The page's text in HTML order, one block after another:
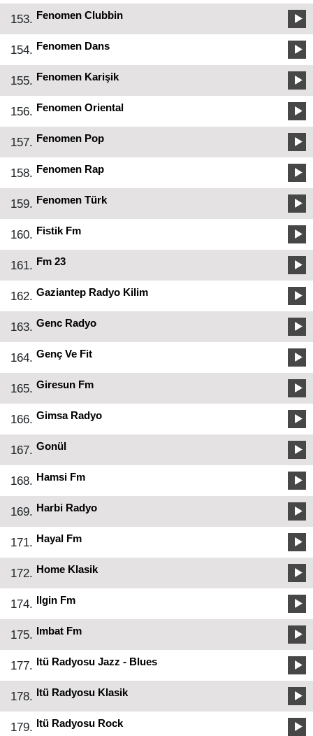
153. Fenomen Clubbin
154. Fenomen Dans
155. Fenomen Karişik
156. Fenomen Oriental
157. Fenomen Pop
158. Fenomen Rap
159. Fenomen Türk
160. Fistik Fm
161. Fm 23
162. Gaziantep Radyo Kilim
163. Genc Radyo
164. Genç Ve Fit
165. Giresun Fm
166. Gimsa Radyo
167. Gonül
168. Hamsi Fm
169. Harbi Radyo
171. Hayal Fm
172. Home Klasik
174. Ilgin Fm
175. Imbat Fm
177. Itü Radyosu Jazz - Blues
178. Itü Radyosu Klasik
179. Itü Radyosu Rock